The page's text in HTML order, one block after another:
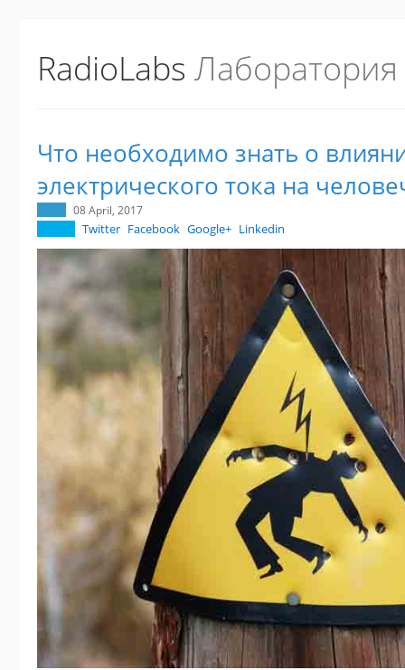
RadioLabs
Что необходимо знать о
электрического тока на
08 April, 2017
Twitter Facebook Google+ Linkedin